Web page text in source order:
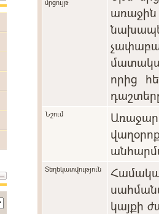
մրցույթ
առաջին
որից
Նշում
Տեղեկատվություն
կայքի